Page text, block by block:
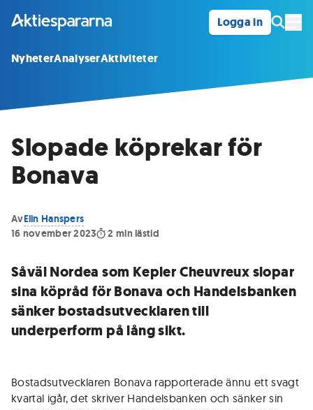
Logga in
NyheterAnalyserAktiviteter
Slopade köprekar för
Bonava
AvElin Hanspers
16 november 2023
2 min lästid
Såväl Nordea som Kepler Cheuvreux slopar
sina köpråd för Bonava och Handelsbanken
sänker bostadsutvecklaren till
underperform på lång sikt.
Bostadsutvecklaren Bonava rapporterade ännu ett svagt
kvartal igår, det skriver Handelsbanken och sänker sin